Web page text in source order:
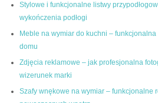
Stylowe i funkcjonalne listwy
wykończenia podłogi
Meble na wymiar do kuchni –
domu
Zdjęcia reklamowe – jak profesjonalna
wizerunek marki
Szafy wnękowe na wymiar – funkcjonalne